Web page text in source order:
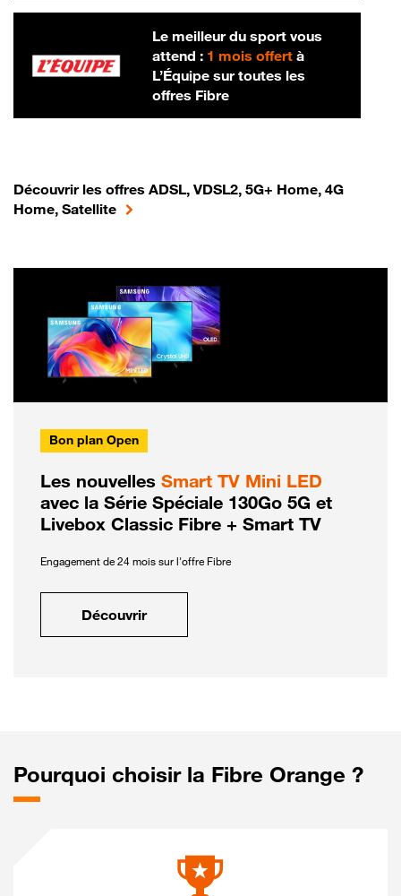
Le meilleur du sport vous
attend : 1 mois offertà
L’Équipe sur toutes les
offres Fibre
Découvrir les offres ADSL, VDSL2, 5G+ Home, 4G
Home, Satellite
Bon plan Open
Les nouvelles Smart TV Mini LED
avec la Série Spéciale 130Go 5G et
Livebox Classic Fibre + Smart TV
Engagement de 24 mois sur l'offre Fibre
Découvrir
Pourquoi choisir la Fibre Orange ?